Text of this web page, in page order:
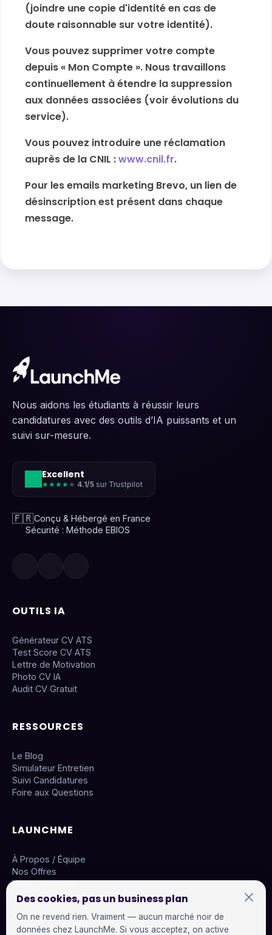
(joindre une copie d'identité en cas de
doute raisonnable sur votre identité).
Vous pouvez supprimer votre compte
depuis « Mon Compte ». Nous travaillons
continuellement à étendre la suppression
aux données associées (voir évolutions du
service).
Vous pouvez introduire une réclamation
auprès de la CNIL :www.cnil.fr.
Pour les emails marketing Brevo, un lien de
désinscription est présent dans chaque
message.
Nous aidons les étudiants à réussir leurs
candidatures avec des outils d’IA puissants et un
suivi sur-mesure.
Excellent
★★★★★ 4.1/5 sur Trustpilot
🇫🇷Conçu & Hébergé en France
Sécurité : Méthode EBIOS
OUTILS IA
Générateur CV ATS
Test Score CV ATS
Lettre de Motivation
Photo CV IA
Audit CV Gratuit
RESSOURCES
Le Blog
Simulateur Entretien
Suivi Candidatures
Foire aux Questions
LAUNCHME
À Propos / Équipe
Nos Offres
Nous Contacter
Mentions Légales
Gérer les cookies
CGU
Des cookies, pas un business plan
On ne revend rien. Vraiment — aucun marché noir de
données chez LaunchMe. Si vous acceptez, on active